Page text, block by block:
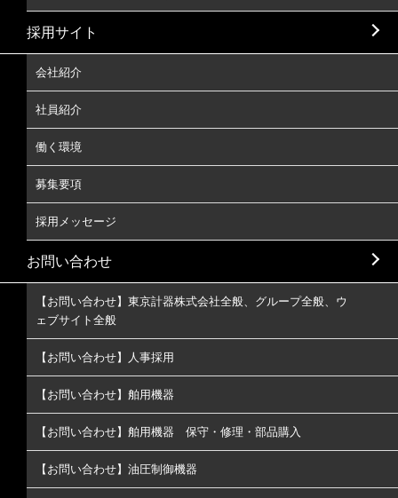
採用サイト
会社紹介
社員紹介
働く環境
募集要項
採用メッセージ
お問い合わせ
【お問い合わせ】東京計器株式会社全般、グループ全般、ウ
ェブサイト全般
【お問い合わせ】人事採用
【お問い合わせ】舶用機器
【お問い合わせ】舶用機器 保守・修理・部品購入
【お問い合わせ】油圧制御機器